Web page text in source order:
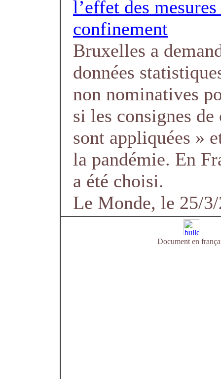
l’effet des mesures
confinement
Bruxelles a
données
non nominatives
si les consignes
sont appliquées »
la pandémie. En
a été choisi.
Le Monde, le 25/
Document en